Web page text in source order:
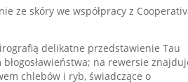
ze skóry we współpracy z
delikatne przedstawienie Tau
na rewersie
chlebów i ryb, świadczące o